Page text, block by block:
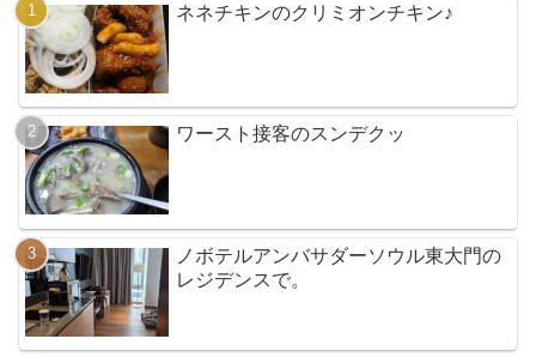
ネネチキンのクリミオンチキン♪
ワースト接客のスンデクッ
ノボテルアンバサダーソウル東大門の
レジデンスで。